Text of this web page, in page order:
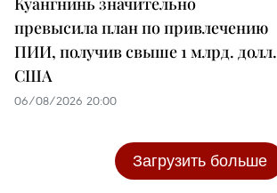
превысила план по привлечению
ПИИ, получив свыше 1 млрд. долл.
США
06/08/2026 20:00
Загрузить больше